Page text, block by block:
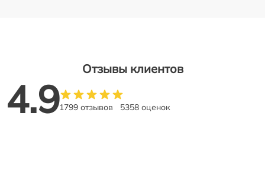
Отзывы клиентов
4.91799 отзывов 5358 оценок